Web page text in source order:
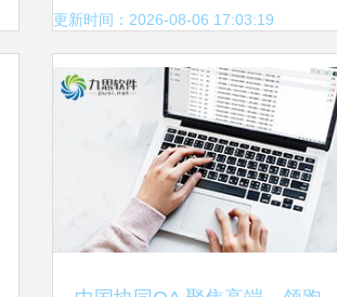
——详细操作指南
更新时间：2026-08-06 17:03:19